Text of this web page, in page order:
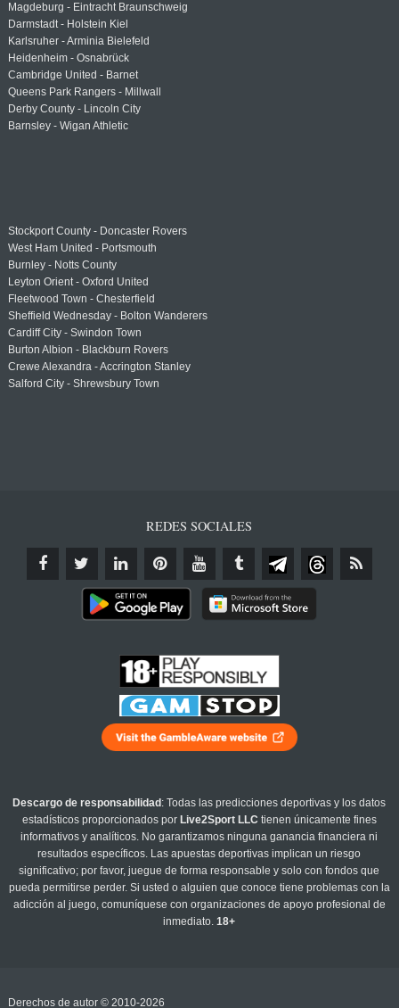
Magdeburg - Eintracht Braunschweig
Darmstadt - Holstein Kiel
Karlsruher - Arminia Bielefeld
Heidenheim - Osnabrück
Cambridge United - Barnet
Queens Park Rangers - Millwall
Derby County - Lincoln City
Barnsley - Wigan Athletic
Stockport County - Doncaster Rovers
West Ham United - Portsmouth
Burnley - Notts County
Leyton Orient - Oxford United
Fleetwood Town - Chesterfield
Sheffield Wednesday - Bolton Wanderers
Cardiff City - Swindon Town
Burton Albion - Blackburn Rovers
Crewe Alexandra - Accrington Stanley
Salford City - Shrewsbury Town
REDES SOCIALES
Descargo de responsabilidad : Todas las predicciones deportivas y los datos
estadísticos proporcionados por Live2Sport LLC tienen únicamente fines
informativos y analíticos. No garantizamos ninguna ganancia financiera ni
resultados específicos. Las apuestas deportivas implican un riesgo
significativo; por favor, juegue de forma responsable y solo con fondos que
pueda permitirse perder. Si usted o alguien que conoce tiene problemas con la
adicción al juego, comuníquese con organizaciones de apoyo profesional de
inmediato.18+
Derechos de autor © 2010-2026